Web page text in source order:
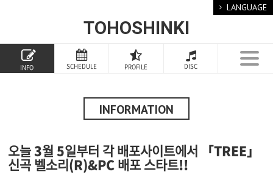
TOHOSHINKI
LANGUAGE
INFO SCHEDULE PROFILE DISC
TOP
PROFILE
INFORMATION
DISCOGRAPHY
INFORMATION
오늘 3월 5일부터 각 배포사이트에서 「TREE」
신곡 벨소리(R)&PC 배포 스타트!!